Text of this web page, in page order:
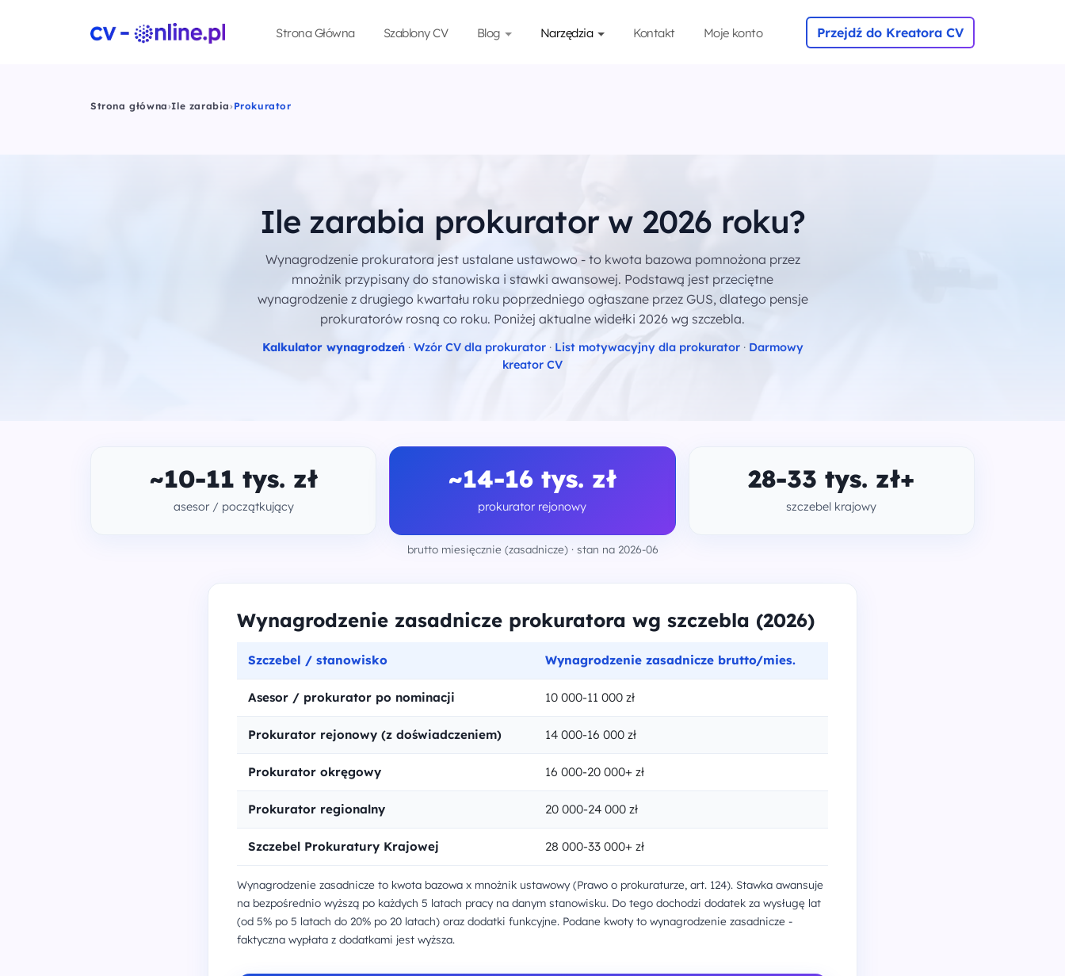
Strona Główna Szablony CV Blog Narzędzia Kontakt Moje konto Przejdź do Kreatora CV
Strona główna›Ile zarabia› Prokurator
Ile zarabia prokurator w 2026 roku?
Wynagrodzenie prokuratora jest ustalane ustawowo - to kwota bazowa pomnożona przez
mnożnik przypisany do stanowiska i stawki awansowej. Podstawą jest przeciętne
wynagrodzenie z drugiego kwartału roku poprzedniego ogłaszane przez GUS, dlatego pensje
prokuratorów rosną co roku. Poniżej aktualne widełki 2026 wg szczebla.
Kalkulator wynagrodzeń · Wzór CV dla prokurator · List motywacyjny dla prokurator · Darmowy
kreator CV
~10-11 tys. zł
asesor / początkujący
~14-16 tys. zł
prokurator rejonowy
28-33 tys. zł+
szczebel krajowy
brutto miesięcznie (zasadnicze) · stan na 2026-06
Wynagrodzenie zasadnicze prokuratora wg szczebla (2026)
Szczebel / stanowisko Wynagrodzenie zasadnicze brutto/mies.
Asesor / prokurator po nominacji 10 000-11 000 zł
Prokurator rejonowy (z doświadczeniem) 14 000-16 000 zł
Prokurator okręgowy 16 000-20 000+ zł
Prokurator regionalny 20 000-24 000 zł
Szczebel Prokuratury Krajowej 28 000-33 000+ zł
Wynagrodzenie zasadnicze to kwota bazowa x mnożnik ustawowy (Prawo o prokuraturze, art. 124). Stawka awansuje
na bezpośrednio wyższą po każdych 5 latach pracy na danym stanowisku. Do tego dochodzi dodatek za wysługę lat
(od 5% po 5 latach do 20% po 20 latach) oraz dodatki funkcyjne. Podane kwoty to wynagrodzenie zasadnicze -
faktyczna wypłata z dodatkami jest wyższa.